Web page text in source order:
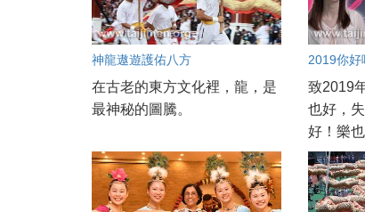
神龍遨遊護佑八方
在古老的東方文化裡，龍，是
最神秘的圖騰。
2019你好
致2019
也好，
好！樂